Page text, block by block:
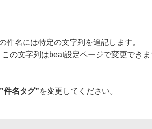
件名には特定の文字列を追記します。
の文字列はbeat設定ページで変更できま
”件名タグ”を変更してください。